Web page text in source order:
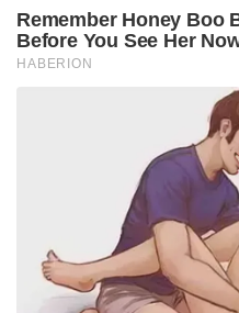
Remember Honey Boo
Before You See Her
HABERION